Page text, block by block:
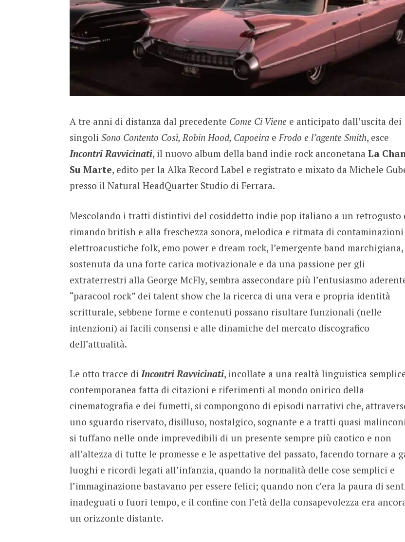
A tre anni di distanza dal precedente Come Ci Vienee anticipato dall’uscita dei
singoli Sono Contento Così, Robin Hood, CapoeiraeFrodo e l’agente Smith, esce
Incontri Ravvicinati, il nuovo album della band indie rock anconetana La
Su Marte, edito per la Alka Record Label e registrato e mixato da Michele
presso il Natural HeadQuarter Studio di Ferrara.
Mescolando i tratti distintivi del cosiddetto indie pop italiano a un retrogusto
rimando british e alla freschezza sonora, melodica e ritmata di contaminazioni
elettroacustiche folk, emo power e dream rock, l’emergente band marchigiana,
sostenuta da una forte carica motivazionale e da una passione per gli
extraterrestri alla George McFly, sembra assecondare più l’entusiasmo
“paracool rock” dei talent show che la ricerca di una vera e propria identità
scritturale, sebbene forme e contenuti possano risultare funzionali (nelle
intenzioni) ai facili consensi e alle dinamiche del mercato discografico
dell’attualità.
Le otto tracce diIncontri Ravvicinati, incollate a una realtà linguistica
contemporanea fatta di citazioni e riferimenti al mondo onirico della
cinematografia e dei fumetti, si compongono di episodi narrativi che,
uno sguardo riservato, disilluso, nostalgico, sognante e a tratti quasi
si tuffano nelle onde imprevedibili di un presente sempre più caotico e non
all’altezza di tutte le promesse e le aspettative del passato, facendo tornare a
luoghi e ricordi legati all’infanzia, quando la normalità delle cose semplici e
l’immaginazione bastavano per essere felici; quando non c’era la paura di
inadeguati o fuori tempo, e il confine con l’età della consapevolezza era
un orizzonte distante.